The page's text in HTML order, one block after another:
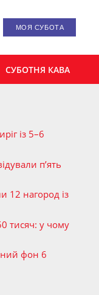
МОЯ СУБОТА
СУБОТНЯ КАВА
із 5–6
п’ять
12 нагород із
тисяч: у чому
фон 6